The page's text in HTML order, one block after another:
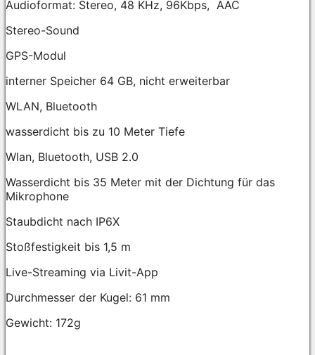
Audioformat: Stereo, 48 KHz, 96Kbps, AAC
Stereo-Sound
GPS-Modul
interner Speicher 64 GB, nicht erweiterbar
WLAN, Bluetooth
wasserdicht bis zu 10 Meter Tiefe
Wlan, Bluetooth, USB 2.0
Wasserdicht bis 35 Meter mit der Dichtung für das
Mikrophone
Staubdicht nach IP6X
Stoßfestigkeit bis 1,5 m
Live-Streaming via Livit-App
Durchmesser der Kugel: 61 mm
Gewicht: 172g